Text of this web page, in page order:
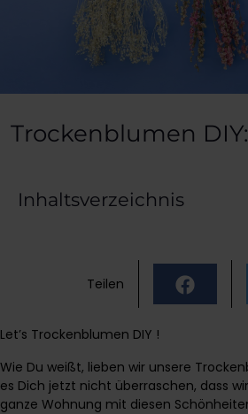
Trockenblumen
Inhaltsverzeichnis
Teilen
Let’s Trockenblumen DIY !
Wie Du weißt, lieben wir unsere
es Dich jetzt nicht überraschen, dass
ganze Wohnung mit diesen